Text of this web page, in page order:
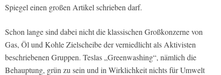
Spiegel einen großen Artikel schrieben darf.
Schon lange sind dabei nicht die klassischen Großkonzerne von
Gas, Öl und Kohle Zielscheibe der verniedlicht als Aktivisten
beschriebenen Gruppen. Teslas „Greenwashing“, nämlich die
Behauptung, grün zu sein und in Wirklichkeit nichts für Umwelt